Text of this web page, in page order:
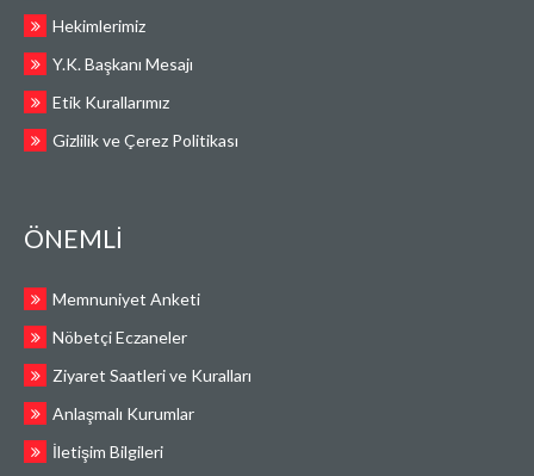
Hekimlerimiz
Y.K. Başkanı Mesajı
Etik Kurallarımız
Gizlilik ve Çerez Politikası
ÖNEMLİ
Memnuniyet Anketi
Nöbetçi Eczaneler
Ziyaret Saatleri ve Kuralları
Anlaşmalı Kurumlar
İletişim Bilgileri